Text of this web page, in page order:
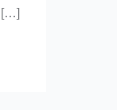
[…]